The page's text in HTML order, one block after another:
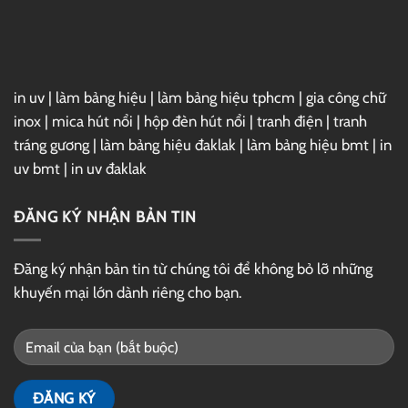
in uv | làm bảng hiệu | làm bảng hiệu tphcm | gia công chữ
inox | mica hút nổi | hộp đèn hút nổi | tranh điện | tranh
tráng gương | làm bảng hiệu đaklak | làm bảng hiệu bmt | in
uv bmt | in uv đaklak
ĐĂNG KÝ NHẬN BẢN TIN
Đăng ký nhận bản tin từ chúng tôi để không bỏ lỡ những
khuyến mại lớn dành riêng cho bạn.